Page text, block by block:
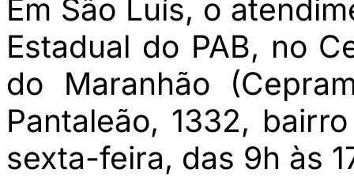
Em São Luís, o
Estadual do PAB, no
do Maranhão
Pantaleão, 1332,
sexta-feira, das 9h às